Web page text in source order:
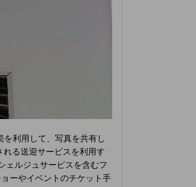
利用して、写真を共有し
る送迎サービスを利用す
ェルジュサービスを含むフ
ーやイベントのチケット手